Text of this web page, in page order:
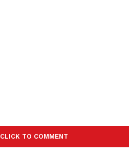
CLICK TO COMMENT